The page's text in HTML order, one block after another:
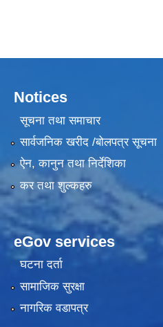
Notices
सूचना तथा समाचार
सार्वजनिक खरीद /बोलपत्र सूचना
ऐन, कानुन तथा निर्देशिका
कर तथा शुल्कहरु
eGov services
घटना दर्ता
सामाजिक सुरक्षा
नागरिक वडापत्र